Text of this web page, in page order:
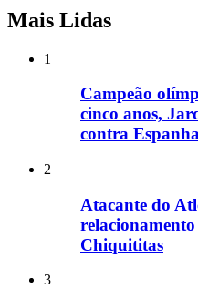
Mais Lidas
1
Campeão
cinco anos,
contra
2
Atacante do
Chiquititas
3